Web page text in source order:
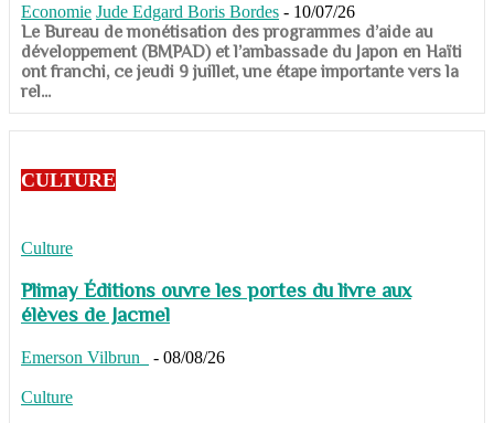
Economie Jude Edgard Boris Bordes - 10/07/26
​​​​​​​Le Bureau de monétisation des programmes d’aide au
développement (BMPAD) et l’ambassade du Japon en Haïti
ont franchi, ce jeudi 9 juillet, une étape importante vers la
rel...
CULTURE
Culture
Plimay Éditions ouvre les portes du livre aux
élèves de Jacmel
Emerson Vilbrun - 08/08/26
Culture